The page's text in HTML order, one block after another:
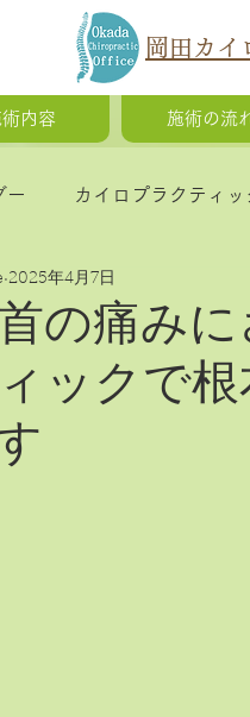
岡田カイ
術内容 施術の流
ー カイロプラクティ
痛み 猫背・側弯症・姿
慢性疲労・体調不良
の痛み
ックで
2025年4月7日